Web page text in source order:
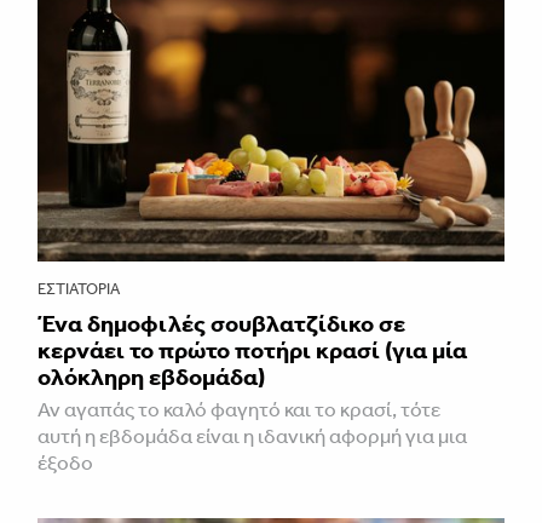
ΕΣΤΙΑΤΌΡΙΑ
Ένα δημοφιλές σουβλατζίδικο σε
κερνάει το πρώτο ποτήρι κρασί (για μία
ολόκληρη εβδομάδα)
Αν αγαπάς το καλό φαγητό και το κρασί, τότε
αυτή η εβδομάδα είναι η ιδανική αφορμή για μια
έξοδο